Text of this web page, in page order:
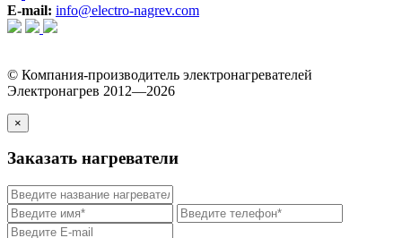
E-mail: info@electro-nagrev.com
© Компания-производитель электронагревателей
Электронагрев 2012—2026
×
Заказать нагреватели